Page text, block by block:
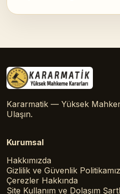
Kararmatik — Yüksek
Ulaşın.
Kurumsal
Hakkımızda
Gizlilik ve Güvenlik Politikamız
Çerezler Hakkında
Site Kullanım ve Dolaşım